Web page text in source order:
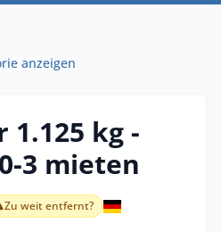
anzeigen
1.125 kg -
3 mieten
Zu weit entfernt?